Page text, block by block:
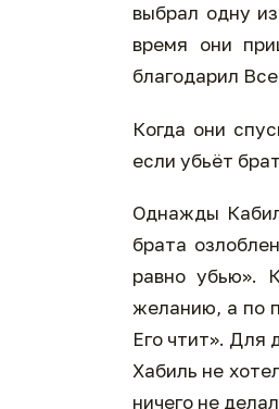
выбрал одну
время они
благодарил
Когда они
если убьёт
Однажды
брата
равно убью».
желанию, а по
Его чтит». Для
Хабиль не
ничего не